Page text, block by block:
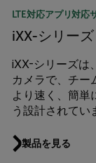
LTE対応アプリ対応
iXX-シリーズ
iXX-シリーズは
カメラで、チー
より速く、簡単
う設計されてい
製品を見る